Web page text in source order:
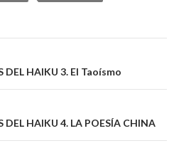
DEL HAIKU 3. El Taoísmo
DEL HAIKU 4. LA POESÍA CHINA